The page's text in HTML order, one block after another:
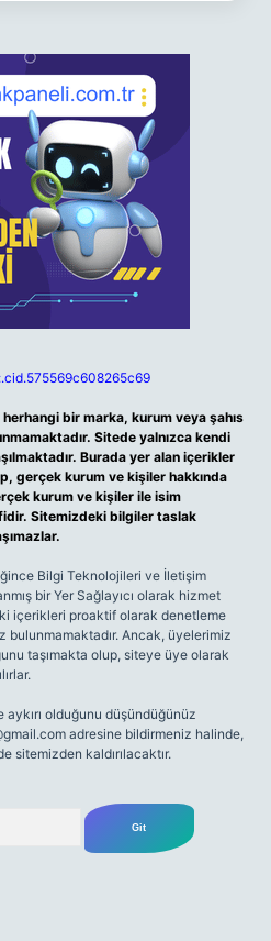
bir marka, kurum veya şahıs
Sitede yalnızca kendi
Burada yer alan içerikler
gerçek kurum ve kişiler hakkında
kurum ve kişiler ile isim
Sitemizdeki bilgiler taslak
Bilgi Teknolojileri ve İletişim
bir Yer Sağlayıcı olarak hizmet
içerikleri proaktif olarak denetleme
bulunmamaktadır. Ancak, üyelerimiz
taşımakta olup, siteye üye olarak
olduğunu düşündüğünüz
adresine bildirmeniz halinde,
sitemizden kaldırılacaktır.